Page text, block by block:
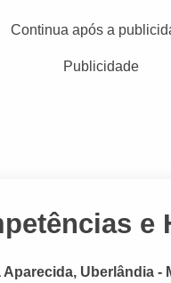
Continua após a
Publicidade
e
Uberlândia -